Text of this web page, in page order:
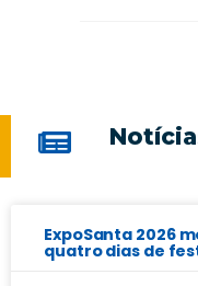
ExpoSanta 2026
quatro dias de